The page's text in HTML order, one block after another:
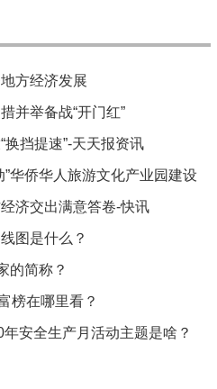
方经济发展
并举备战“开门红”
挡提速”-天天报资讯
华侨华人旅游文化产业园建设
济交出满意答卷-快讯
图是什么？
的简称？
榜在哪里看？
安全生产月活动主题是啥？